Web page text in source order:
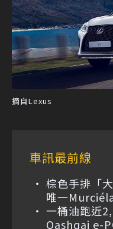
摘自Lexus
車訊最前線
棕色手排「
唯一
一桶油跑近
Qashqai e-